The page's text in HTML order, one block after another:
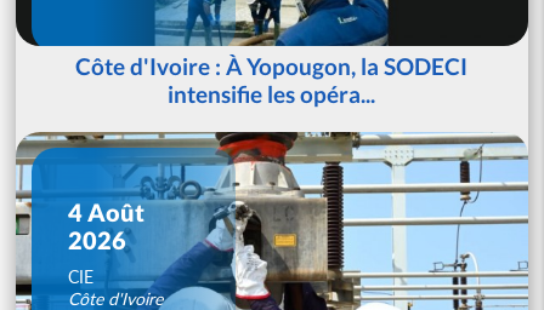
Côte d'Ivoire : À Yopougon, la SODECI
intensifie les opéra...
4 Août
2026
CIE
Côte d'Ivoire